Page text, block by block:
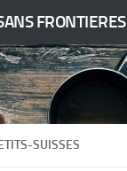
FRONTIERES
SUISSES